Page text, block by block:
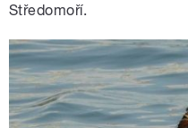
Středomoří.